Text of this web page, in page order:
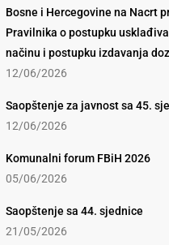
Bosne i Hercegovine na Nacrt
Pravilnika o postupku
načinu i postupku izdavanja
12/06/2026
Saopštenje za javnost sa 45.
12/06/2026
Komunalni forum FBiH 2026
05/06/2026
Saopštenje sa 44. sjednice
21/05/2026